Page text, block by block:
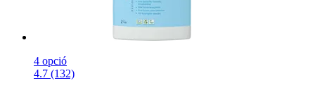
4 opció
4.7 (132)